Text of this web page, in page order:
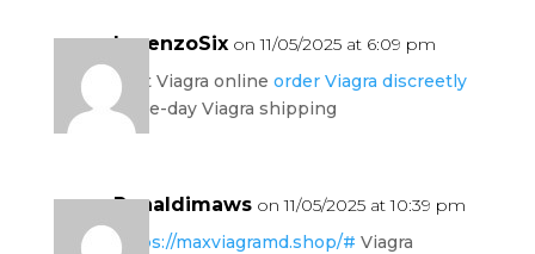
LorenzoSix on 11/05/2025 at 6:09 pm
legit Viagra online order Viagra discreetly
same-day Viagra shipping
Ronaldimaws on 11/05/2025 at 10:39 pm
https://maxviagramd.shop/# Viagra